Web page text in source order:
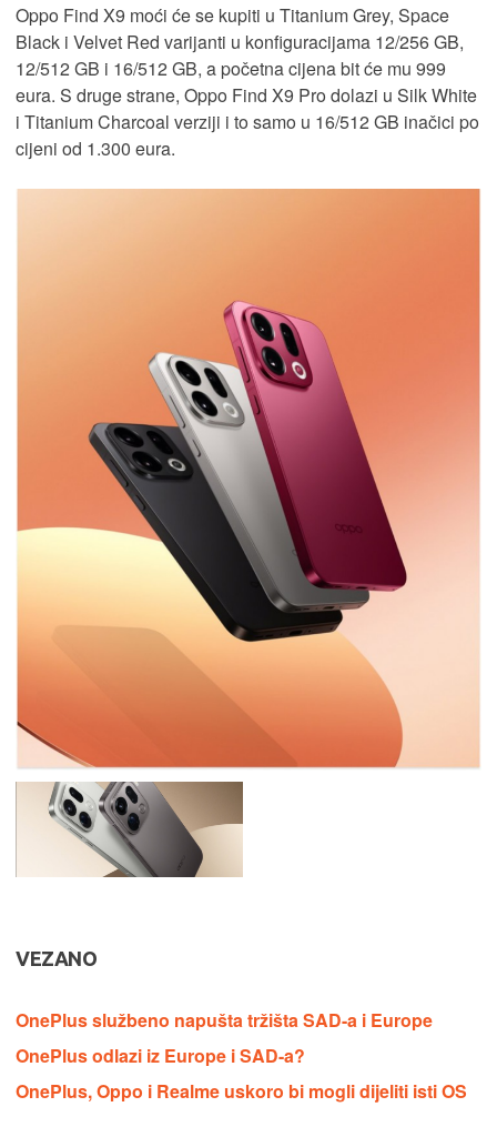
Oppo Find X9 moći će se kupiti u Titanium Grey, Space
Black i Velvet Red varijanti u konfiguracijama 12/256 GB,
12/512 GB i 16/512 GB, a početna cijena bit će mu 999
eura. S druge strane, Oppo Find X9 Pro dolazi u Silk White
i Titanium Charcoal verziji i to samo u 16/512 GB inačici po
cijeni od 1.300 eura.
VEZANO
OnePlus službeno napušta tržišta SAD-a i Europe
OnePlus odlazi iz Europe i SAD-a?
OnePlus, Oppo i Realme uskoro bi mogli dijeliti isti OS